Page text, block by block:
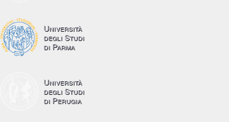
Università
degli Studi
di Parma
Università
degli Studi
di Perugia